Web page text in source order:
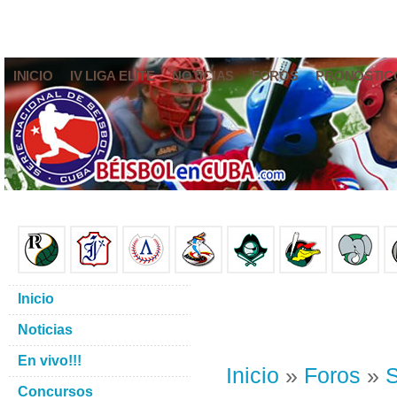
INICIO IV LIGA ELITE NOTICIAS FOROS
Inicio » Foros »
Inicio
Noticias
En vivo!!!
Concursos